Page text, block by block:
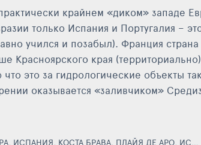
крайнем «диком» западе
только Испания и Португалия –
учился и позабыл). Франция
Красноярского края
это за гидрологические объекты
оказывается «заливчиком»
, ИСПАНИЯ, КОСТА БРАВА, ПЛАЙЯ ДЕ АРО, ИСПАНИЯ